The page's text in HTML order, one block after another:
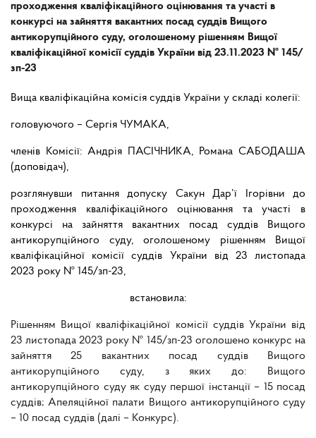
проходження кваліфікаційного оцінювання та участі в
конкурсі на зайняття вакантних посад суддів Вищого
антикорупційного суду, оголошеному рішенням Вищої
кваліфікаційної комісії суддів України від 23.11.2023 № 145/
зп-23
Вища кваліфікаційна комісія суддів України у складі колегії:
головуючого – Сергія ЧУМАКА,
членів Комісії: Андрія ПАСІЧНИКА, Романа САБОДАША
(доповідач),
розглянувши питання допуску Сакун Дар’ї Ігорівни до
проходження кваліфікаційного оцінювання та участі в
конкурсі на зайняття вакантних посад суддів Вищого
антикорупційного суду, оголошеному рішенням Вищої
кваліфікаційної комісії суддів України від 23 листопада
2023 року № 145/зп-23,
встановила:
Рішенням Вищої кваліфікаційної комісії суддів України від
23 листопада 2023 року № 145/зп-23 оголошено конкурс на
зайняття 25 вакантних посад суддів Вищого
антикорупційного суду, з яких до: Вищого
антикорупційного суду як суду першої інстанції – 15 посад
суддів; Апеляційної палати Вищого антикорупційного суду
– 10 посад суддів (далі – Конкурс).